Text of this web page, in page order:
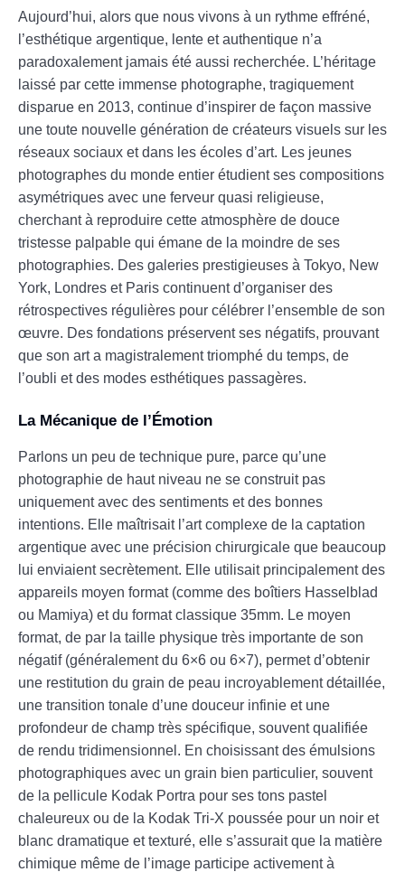
Aujourd’hui, alors que nous vivons à un rythme effréné,
l’esthétique argentique, lente et authentique n’a
paradoxalement jamais été aussi recherchée. L’héritage
laissé par cette immense photographe, tragiquement
disparue en 2013, continue d’inspirer de façon massive
une toute nouvelle génération de créateurs visuels sur les
réseaux sociaux et dans les écoles d’art. Les jeunes
photographes du monde entier étudient ses compositions
asymétriques avec une ferveur quasi religieuse,
cherchant à reproduire cette atmosphère de douce
tristesse palpable qui émane de la moindre de ses
photographies. Des galeries prestigieuses à Tokyo, New
York, Londres et Paris continuent d’organiser des
rétrospectives régulières pour célébrer l’ensemble de son
œuvre. Des fondations préservent ses négatifs, prouvant
que son art a magistralement triomphé du temps, de
l’oubli et des modes esthétiques passagères.
La Mécanique de l’Émotion
Parlons un peu de technique pure, parce qu’une
photographie de haut niveau ne se construit pas
uniquement avec des sentiments et des bonnes
intentions. Elle maîtrisait l’art complexe de la captation
argentique avec une précision chirurgicale que beaucoup
lui enviaient secrètement. Elle utilisait principalement des
appareils moyen format (comme des boîtiers Hasselblad
ou Mamiya) et du format classique 35mm. Le moyen
format, de par la taille physique très importante de son
négatif (généralement du 6×6 ou 6×7), permet d’obtenir
une restitution du grain de peau incroyablement détaillée,
une transition tonale d’une douceur infinie et une
profondeur de champ très spécifique, souvent qualifiée
de rendu tridimensionnel. En choisissant des émulsions
photographiques avec un grain bien particulier, souvent
de la pellicule Kodak Portra pour ses tons pastel
chaleureux ou de la Kodak Tri-X poussée pour un noir et
blanc dramatique et texturé, elle s’assurait que la matière
chimique même de l’image participe activement à